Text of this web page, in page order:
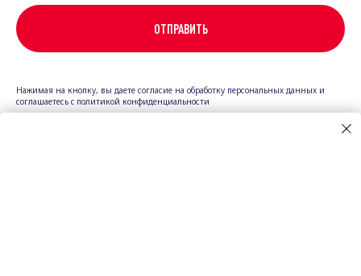
ОТПРАВИТЬ
Нажимая на кнопку, вы даете согласие на обработку персональных данных и
соглашаетесь c политикой конфиденциальности